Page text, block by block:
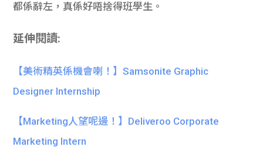
都係辭左，真係好唔捨得班學生。
延伸閱讀:
【美術精英係機會喇！】Samsonite Graphic
Designer Internship
【Marketing人望呢邊！】Deliveroo Corporate
Marketing Intern